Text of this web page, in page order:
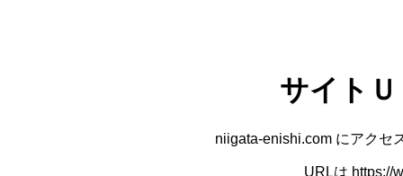
サイト
niigata-enishi.com にアクセ
URLは https://